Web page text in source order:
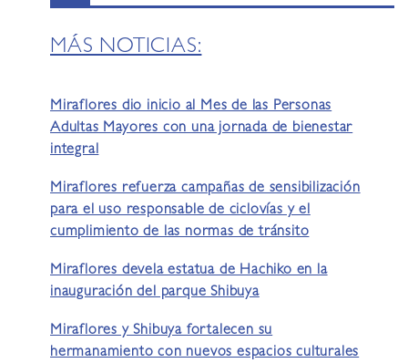
MÁS NOTICIAS:
Miraflores dio inicio al Mes de las Personas
Adultas Mayores con una jornada de bienestar
integral
Miraflores refuerza campañas de sensibilización
para el uso responsable de ciclovías y el
cumplimiento de las normas de tránsito
Miraflores devela estatua de Hachiko en la
inauguración del parque Shibuya
Miraflores y Shibuya fortalecen su
hermanamiento con nuevos espacios culturales